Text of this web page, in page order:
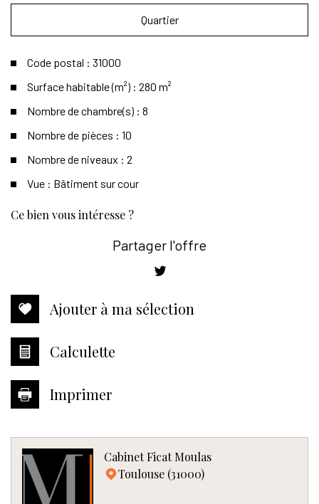
Quartier
Code postal : 31000
Surface habitable (m²) : 280 m²
Nombre de chambre(s) : 8
Nombre de pièces : 10
Nombre de niveaux : 2
Vue : Bâtiment sur cour
Cinéma
ce bien vous intéresse ?
Partager l'offre
Ajouter à ma sélection
Calculette
Imprimer
Cabinet Ficat Moulas
Toulouse (31000)